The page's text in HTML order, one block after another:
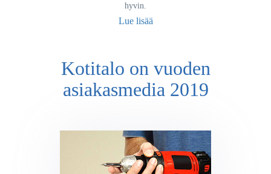
hyvin.
Lue lisää
Kotitalo on vuoden
asiakasmedia 2019